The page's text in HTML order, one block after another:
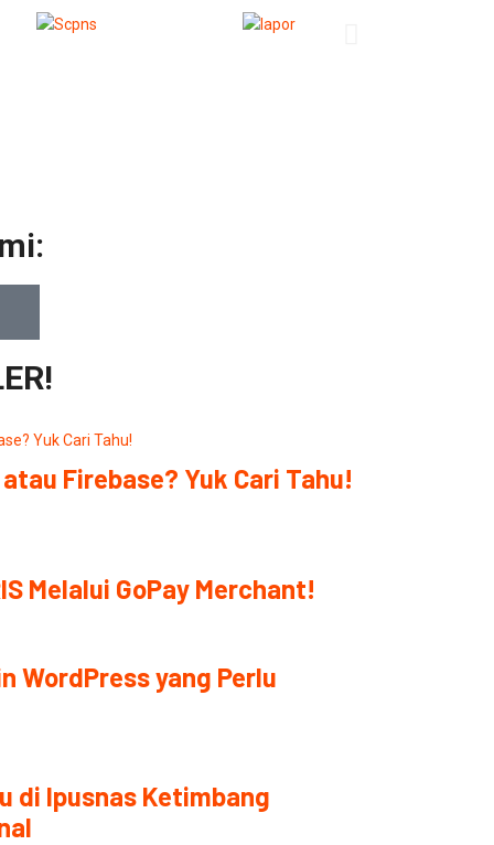
Firebase? Yuk Cari Tahu!
Melalui GoPay Merchant!
WordPress yang Perlu
di Ipusnas Ketimbang